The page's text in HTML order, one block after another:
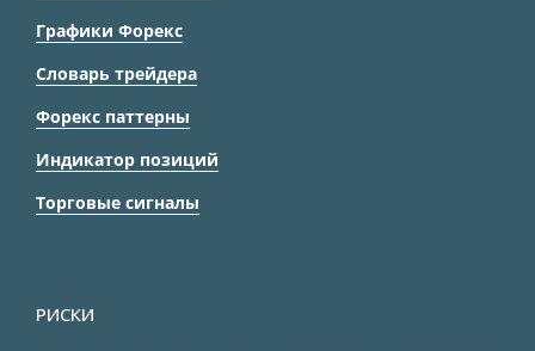
Графики Форекс
Словарь трейдера
Форекс паттерны
Индикатор позиций
Торговые сигналы
РИСКИ